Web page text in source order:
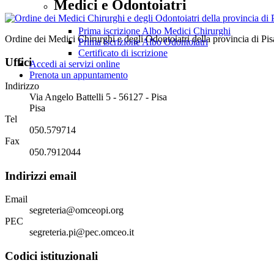
Medici e Odontoiatri
Prima iscrizione Albo Medici Chirurghi
Prima iscrizione Albo Odontoiatri
Certificato di iscrizione
Accedi ai servizi online
Prenota un appuntamento
Ordine dei Medici Chirurghi e degli Odontoiatri della provincia di
Uffici
Indirizzo
Via Angelo Battelli 5 - 56127 - Pisa
Pisa
Tel
050.579714
Fax
050.7912044
Indirizzi email
Email
segreteria@omceopi.org
PEC
segreteria.pi@pec.omceo.it
Codici istituzionali